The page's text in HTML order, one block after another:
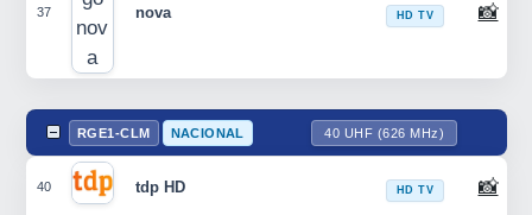
37 nova HD TV 📸
RGE1-CLM NACIONAL 40 UHF (626 MHz)
40 tdp HD HD TV 📸